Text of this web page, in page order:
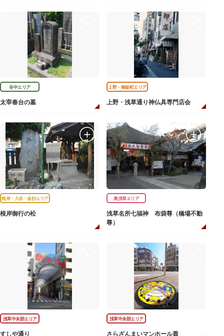
谷中エリア
太宰春台の墓
上野・御徒町エリア
上野・浅草通り神仏具専門店会
根岸・入谷・金杉エリア
根岸御行の松
奥浅草エリア
浅草名所七福神 布袋尊（橋場不動
尊）
浅草中央部エリア
すしや通り
浅草中央部エリア
さらざんまいマンホール蓋